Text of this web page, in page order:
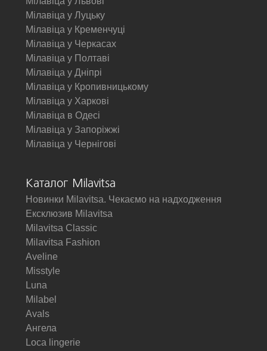
Мілавіца у Луцьку
Мілавіца у Кременчуці
Мілавіца у Черкасах
Мілавіца у Полтаві
Мілавіца у Дніпрі
Мілавіца у Кропивницькому
Мілавіца у Харкові
Мілавіца в Одесі
Мілавіца у Запоріжжі
Мілавіца у Чернігові
Каталог Milavitsa
Новинки Milavitsa. Чекаємо на надходження
Ексклюзив Milavitsa
Milavitsa Classic
Milavitsa Fashion
Aveline
Misstyle
Luna
Milabel
Avals
Ангела
Loca lingerie